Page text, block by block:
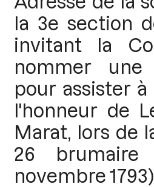
la 3e section
invitant la
nommer une
pour assister
l'honneur de
Marat, lors de
26
novembre 1793)